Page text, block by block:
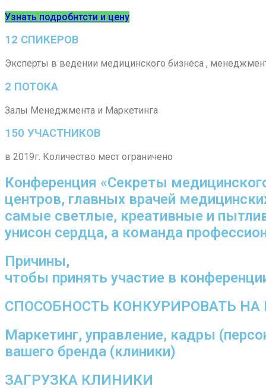
Узнать подробнтсти и цену
12 СПИКЕРОВ
Эксперты в ведении медицинского бизнеса ,
2 ПОТОКА
Залы Менеджмента и Маркетинга
150 УЧАСТНИКОВ
в 2019г. Количество мест ограничено
Конференция «Секреты
центров, главных врачей
самые светлые, креативные и
унисон сердца, а команда
Причины,
чтобы принять участие в
СПОСОБНОСТЬ КОНКУРИРОВАТЬ
Маркетинг, управление, кадры
вашего бренда (клиники)
ЗАГРУЗКА КЛИНИКИ